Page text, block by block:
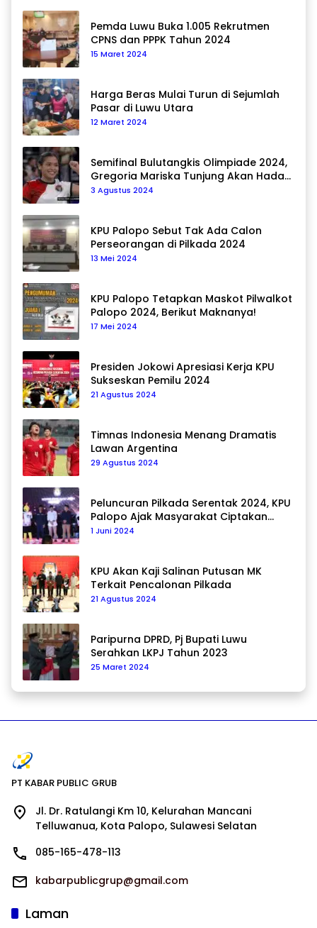
Pemda Luwu Buka 1.005 Rekrutmen
CPNS dan PPPK Tahun 2024
15 Maret 2024
Harga Beras Mulai Turun di Sejumlah
Pasar di Luwu Utara
12 Maret 2024
Semifinal Bulutangkis Olimpiade 2024,
Gregoria Mariska Tunjung Akan Hadapi
Pemain Asal Korea Selatan
3 Agustus 2024
KPU Palopo Sebut Tak Ada Calon
Perseorangan di Pilkada 2024
13 Mei 2024
KPU Palopo Tetapkan Maskot Pilwalkot
Palopo 2024, Berikut Maknanya!
17 Mei 2024
Presiden Jokowi Apresiasi Kerja KPU
Sukseskan Pemilu 2024
21 Agustus 2024
Timnas Indonesia Menang Dramatis
Lawan Argentina
29 Agustus 2024
Peluncuran Pilkada Serentak 2024, KPU
Palopo Ajak Masyarakat Ciptakan
Pilkada Damai
1 Juni 2024
KPU Akan Kaji Salinan Putusan MK
Terkait Pencalonan Pilkada
21 Agustus 2024
Paripurna DPRD, Pj Bupati Luwu
Serahkan LKPJ Tahun 2023
25 Maret 2024
PT KABAR PUBLIC GRUB
Jl. Dr. Ratulangi Km 10, Kelurahan Mancani
Telluwanua, Kota Palopo, Sulawesi Selatan
085-165-478-113
kabarpublicgrup@gmail.com
Laman